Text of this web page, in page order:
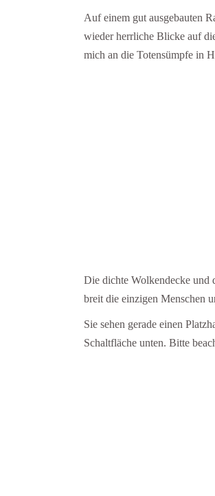
Auf einem gut ausgebauten
wieder herrliche Blicke auf
mich an die Totensümpfe in
Die dichte Wolkendecke und
breit die einzigen Menschen
Sie sehen gerade einen
Schaltfläche unten. Bitte